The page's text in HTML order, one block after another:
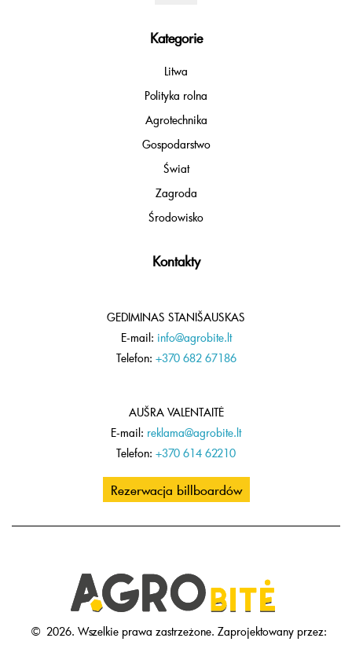
Kategorie
Litwa
Polityka rolna
Agrotechnika
Gospodarstwo
Świat
Zagroda
Środowisko
Kontakty
GEDIMINAS STANIŠAUSKAS
E-mail: info@agrobite.lt
Telefon: +370 682 67186
AUŠRA VALENTAITĖ
E-mail: reklama@agrobite.lt
Telefon: +370 614 62210
Rezerwacja billboardów
© 2026. Wszelkie prawa zastrzeżone. Zaprojektowany przez: